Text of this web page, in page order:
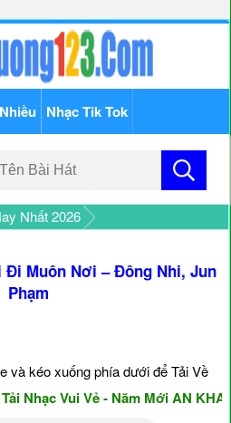
Nhạc Tik Tok
Nhất 2026
Đi Muôn Nơi – Đông Nhi, Jun
Phạm
và kéo xuống phía dưới để Tải Về
Vui Vẻ - Năm Mới AN KHANG